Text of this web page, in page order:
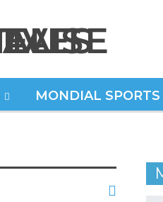
MONDIAL SPORTS